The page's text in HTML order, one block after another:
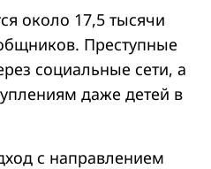
около 17,5 тысячи
Преступные
социальные сети, а
даже детей в
с направлением